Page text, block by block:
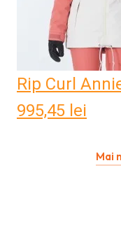
Rip Curl
995,45 lei
Mai